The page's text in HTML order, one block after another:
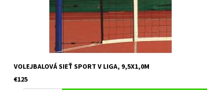
VOLEJBALOVÁ SIEŤ SPORT V LIGA, 9,5X1,0M
€125